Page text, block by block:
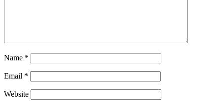
Name *
Email *
Website